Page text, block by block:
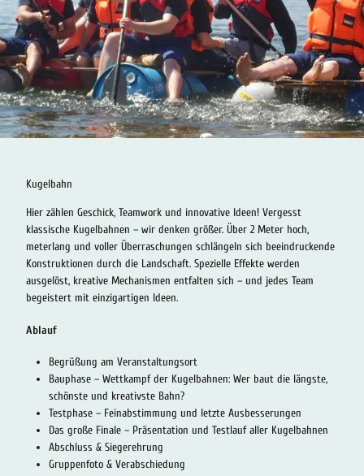
Kugelbahn
Hier zählen Geschick, Teamwork und innovative Ideen! Vergesst
klassische Kugelbahnen – wir denken größer. Über 2 Meter hoch,
meterlang und voller Überraschungen schlängeln sich beeindruckende
Konstruktionen durch die Landschaft. Spezielle Effekte werden
ausgelöst, kreative Mechanismen entfalten sich – und jedes Team
begeistert mit einzigartigen Ideen.
Ablauf
Begrüßung am Veranstaltungsort
Bauphase – Wettkampf der Kugelbahnen: Wer baut die längste,
schönste und kreativste Bahn?
Testphase – Feinabstimmung und letzte Ausbesserungen
Das große Finale – Präsentation und Testlauf aller Kugelbahnen
Abschluss & Siegerehrung
Gruppenfoto & Verabschiedung